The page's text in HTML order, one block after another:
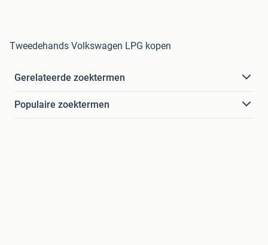
Tweedehands Volkswagen LPG kopen
Gerelateerde zoektermen
Populaire zoektermen